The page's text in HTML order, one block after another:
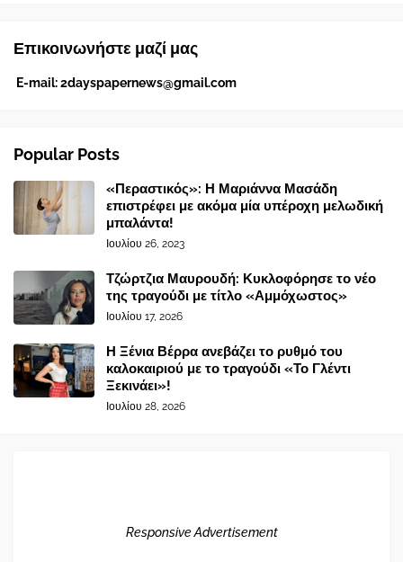
Επικοινωνήστε μαζί μας
E-mail:2dayspapernews@gmail.com
Popular Posts
«Περαστικός»: Η Μαριάννα Μασάδη
επιστρέφει με ακόμα μία υπέροχη μελωδική
μπαλάντα!
Ιουλίου 26, 2023
Τζώρτζια Μαυρουδή: Κυκλοφόρησε το νέο
της τραγούδι με τίτλο «Αμμόχωστος»
Ιουλίου 17, 2026
Η Ξένια Βέρρα ανεβάζει το ρυθμό του
καλοκαιριού με το τραγούδι «Το Γλέντι
Ξεκινάει»!
Ιουλίου 28, 2026
Responsive Advertisement